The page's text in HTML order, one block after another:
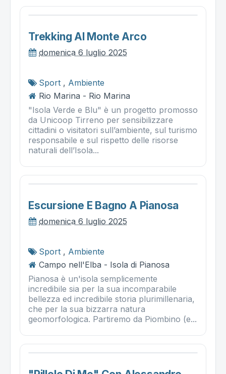
Trekking Al Monte Arco
domenica 6 luglio 2025
Sport , Ambiente
Rio Marina - Rio Marina
"Isola Verde e Blu" è un progetto promosso
da Unicoop Tirreno per sensibilizzare
cittadini o visitatori sull’ambiente, sul turismo
responsabile e sul rispetto delle risorse
naturali dell’Isola...
Escursione E Bagno A Pianosa
domenica 6 luglio 2025
Sport , Ambiente
Campo nell'Elba - Isola di Pianosa
Pianosa è un'isola semplicemente
incredibile sia per la sua incomparabile
bellezza ed incredibile storia plurimillenaria,
che per la sua bizzarra natura
geomorfologica. Partiremo da Piombino (e...